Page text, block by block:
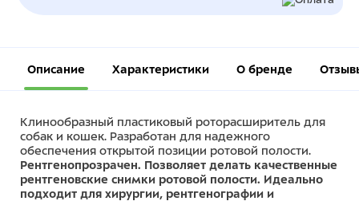
Описание Характеристики О бренде
Клинообразный пластиковый роторасширитель для
собак и кошек. Разработан для надежного
обеспечения открытой позиции ротовой полости.
Рентгенопрозрачен. Позволяет делать качественные
рентгеновские снимки ротовой полости. Идеально
подходит для хирургии, рентгенографии и